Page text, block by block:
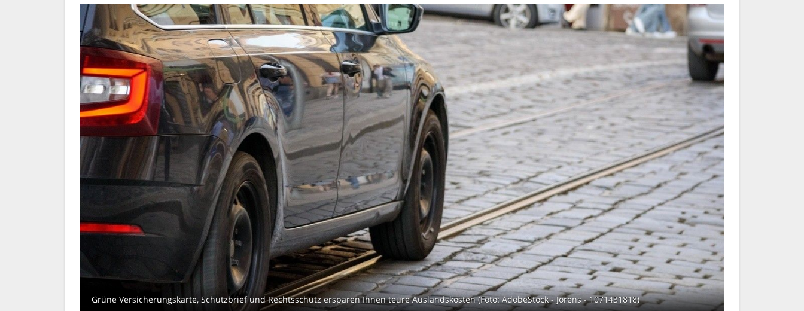
Grüne Versicherungskarte, Schutzbrief und Rechtsschutz ersparen Ihnen teure Auslandskosten (Foto: AdobeStock - Jorens - 1071431818)